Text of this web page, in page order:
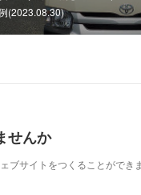
(2023.08.30)
せんか
ブサイトをつくることができ